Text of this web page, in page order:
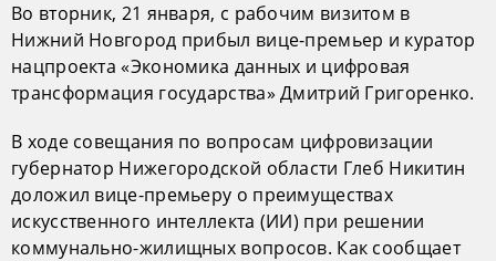
Во вторник, 21 января, с рабочим визитом в
Нижний Новгород прибыл вице-премьер и куратор
нацпроекта «Экономика данных и цифровая
трансформация государства» Дмитрий Григоренко.
В ходе совещания по вопросам цифровизации
губернатор Нижегородской области Глеб Никитин
доложил вице-премьеру о преимуществах
искусственного интеллекта (ИИ) при решении
коммунально-жилищных вопросов. Как сообщает